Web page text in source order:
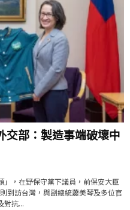
交部：製造事端破壞中
，在野保守黨下議員，前保安大臣
到訪台灣，與副總統蕭美琴及多位官
對抗...